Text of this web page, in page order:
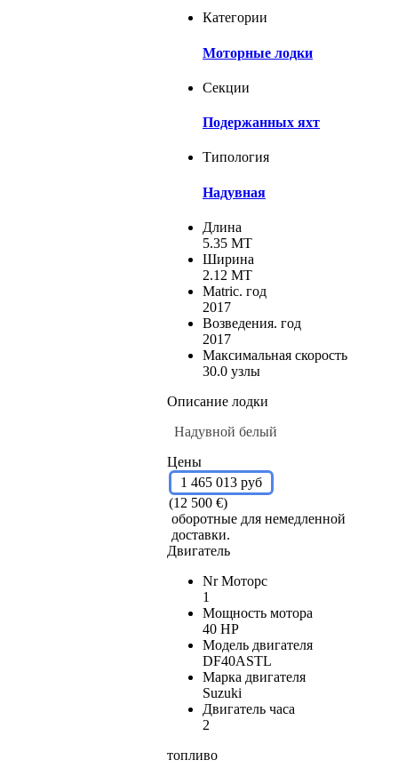
Категории
Моторные лодки
Секции
Подержанных яхт
Типология
Надувная
Длина
5.35 MT
Ширина
2.12 MT
Matric. год
2017
Возведения. год
2017
Максимальная скорость
30.0 узлы
Описание лодки
Надувной белый
Цены
1 465 013 руб
(12 500 €)
оборотные для немедленной
доставки.
Двигатель
Nr Моторс
1
Мощность мотора
40 HP
Модель двигателя
DF40ASTL
Марка двигателя
Suzuki
Двигатель часа
2
топливо